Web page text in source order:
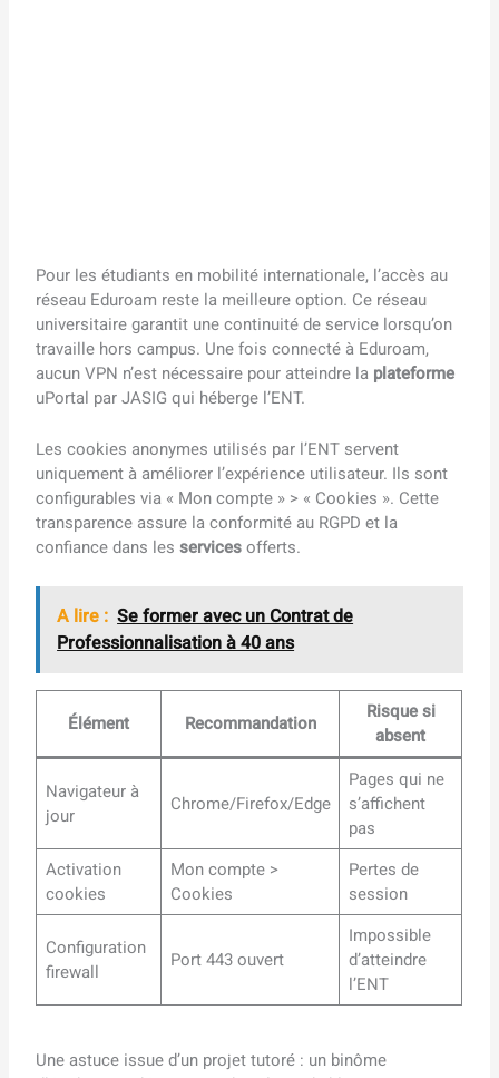
Pour les étudiants en mobilité internationale, l’accès au
réseau Eduroam reste la meilleure option. Ce réseau
universitaire garantit une continuité de service lorsqu’on
travaille hors campus. Une fois connecté à Eduroam,
aucun VPN n’est nécessaire pour atteindre la plateforme
uPortal par JASIG qui héberge l’ENT.
Les cookies anonymes utilisés par l’ENT servent
uniquement à améliorer l’expérience utilisateur. Ils sont
configurables via « Mon compte » > « Cookies ». Cette
transparence assure la conformité au RGPD et la
confiance dans lesservicesofferts.
A lire : Se former avec un Contrat de
Professionnalisation à 40 ans
Élément Recommandation
Risque si
absent
Navigateur à
jour
Chrome/Firefox/Edge
Pages qui ne
s’affichent
pas
Activation
cookies
Mon compte >
Cookies
Pertes de
session
Configuration
firewall
Port 443 ouvert
Impossible
d’atteindre
l’ENT
Une astuce issue d’un projet tutoré : un binôme